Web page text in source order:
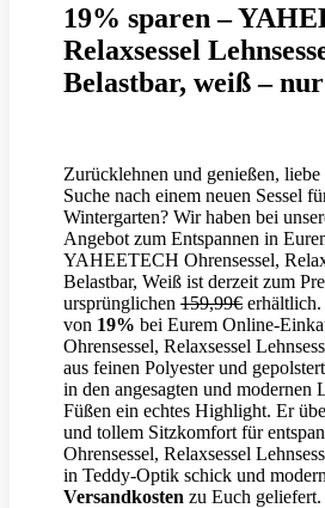
19% sparen –
Relaxsessel
Belastbar, weiß –
Zurücklehnen und genießen,
Suche nach einem neuen Sessel
Wintergarten? Wir haben bei
Angebot zum Entspannen in
YAHEETECH Ohrensessel,
Belastbar, Weiß ist derzeit zum
ursprünglichen 159,99€
von 19% bei Eurem Online-
Ohrensessel, Relaxsessel
aus feinen Polyester und
in den angesagten und
Füßen ein echtes Highlight. Er
und tollem Sitzkomfort für
Ohrensessel, Relaxsessel
in Teddy-Optik schick und
Versandkosten zu Euch geliefert.